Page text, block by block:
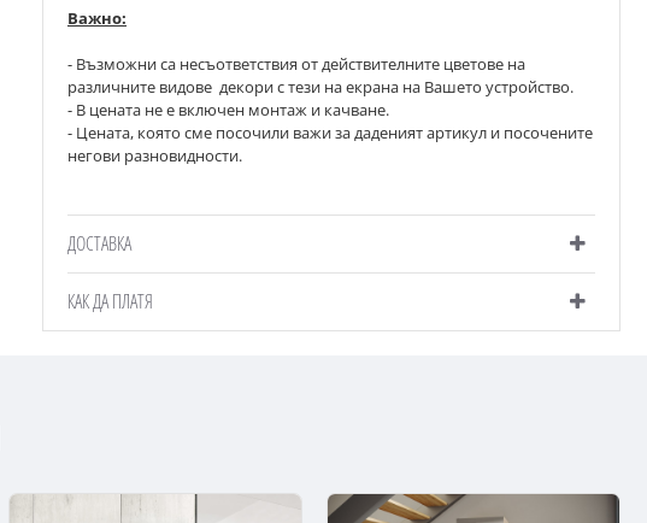
Важно:
- Възможни са несъответствия от действителните цветове на
различните видове  декори с тези на екрана на Вашето устройство.
- В цената не е включен монтаж и качване.
- Цената, която сме посочили важи за даденият артикул и посочените
негови разновидности.
ДОСТАВКА
КАК ДА ПЛАТЯ